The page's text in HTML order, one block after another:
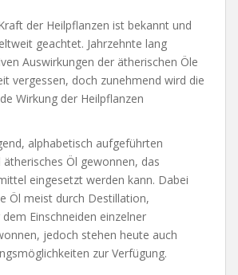
der Heilpflanzen ist bekannt und
geachtet. Jahrzehnte lang
Auswirkungen der ätherischen Öle
vergessen, doch zunehmend wird die
Wirkung der Heilpflanzen
alphabetisch aufgeführten
Öl gewonnen, das
eingesetzt werden kann. Dabei
Öl meist durch Destillation,
Einschneiden einzelner
jedoch stehen heute auch
zur Verfügung.